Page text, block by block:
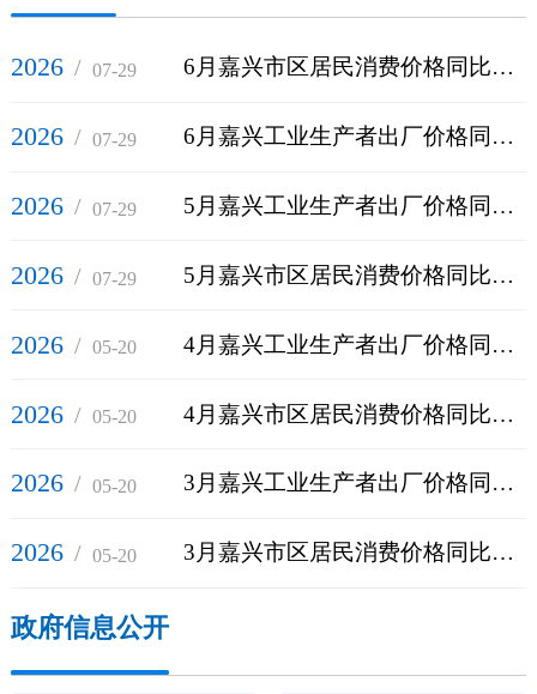
2026 / 07-29 6月嘉兴市区居民消费价格同比上涨1.3%
2026 / 07-29 6月嘉兴工业生产者出厂价格同比上涨3.1% 环比下降1.0%
2026 / 07-29 5月嘉兴工业生产者出厂价格同比上涨4.1% 环比上涨0.7%
2026 / 07-29 5月嘉兴市区居民消费价格同比上涨1.6%
2026 / 05-20 4月嘉兴工业生产者出厂价格同比由跌转涨 环比涨幅扩大
2026 / 05-20 4月嘉兴市区居民消费价格同比上涨1.6%
2026 / 05-20 3月嘉兴工业生产者出厂价格同比下降0.9% 环比上涨1.6%
2026 / 05-20 3月嘉兴市区居民消费价格同比上涨1.0%
政府信息公开